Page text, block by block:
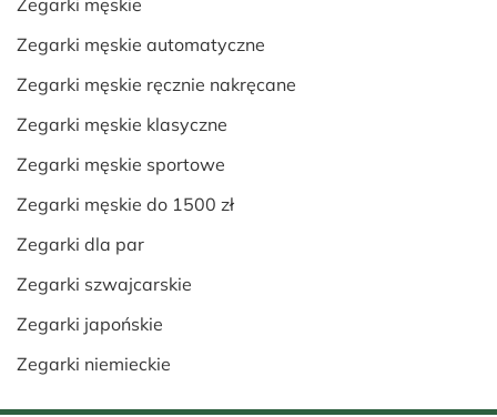
Zegarki męskie automatyczne
Zegarki męskie ręcznie nakręcane
Zegarki męskie klasyczne
Zegarki męskie sportowe
Zegarki męskie do 1500 zł
Zegarki dla par
Zegarki szwajcarskie
Zegarki japońskie
Zegarki niemieckie